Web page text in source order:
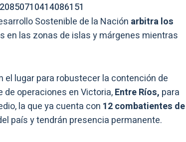
Sostenible de la Nación arbitra los
en las zonas de islas y márgenes mientras
el lugar para robustecer la contención de
operaciones en Victoria,Entre Ríos, para
la que ya cuenta con 12 combatientes de
país y tendrán presencia permanente.